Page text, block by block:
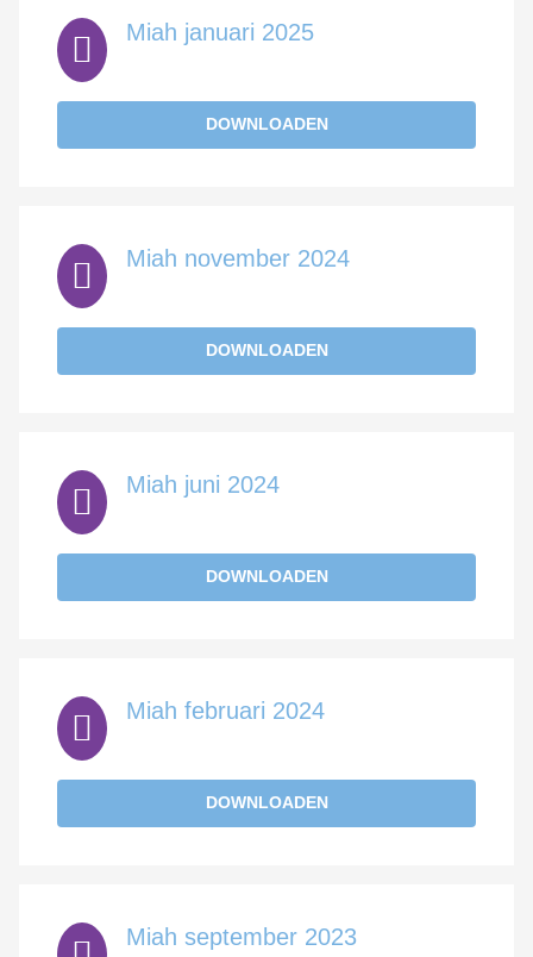
Miah januari 2025
DOWNLOADEN
Miah november 2024
DOWNLOADEN
Miah juni 2024
DOWNLOADEN
Miah februari 2024
DOWNLOADEN
Miah september 2023